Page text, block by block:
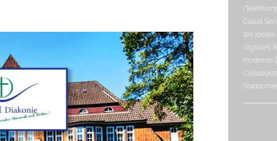
Cloud
die ideale
digitales
moderne